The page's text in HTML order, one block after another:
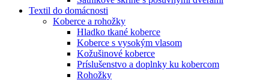
Textil do domácnosti
Koberce a rohožky
Hladko tkané koberce
Koberce s vysokým vlasom
Kožušinové koberce
Príslušenstvo a doplnky ku kobercom
Rohožky